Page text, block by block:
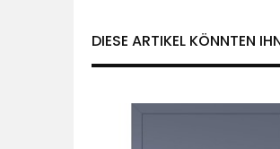
DIESE ARTIKEL KÖNNTEN